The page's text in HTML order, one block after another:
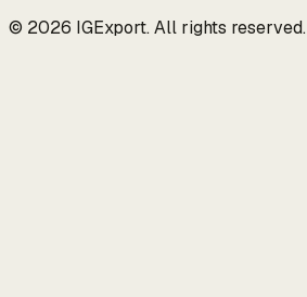
© 2026 IGExport. All rights reserved.